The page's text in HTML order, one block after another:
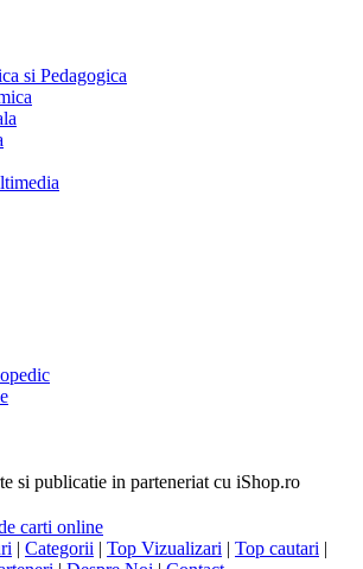
si Pedagogica
si publicatie in parteneriat cu iShop.ro
| Categorii | Top Vizualizari | Top cautari |